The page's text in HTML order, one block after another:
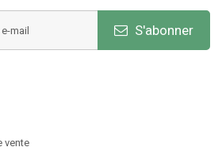
S'abonner
vente